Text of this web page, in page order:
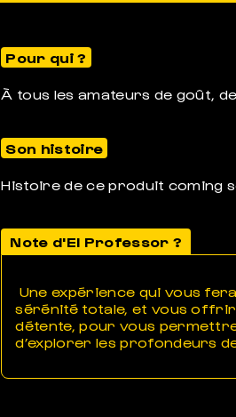
Pour qui ?
À tous les amateurs de goût,
Son histoire
Histoire de ce produit coming
Note d'El Professor ?
Une expérience qui vous
sérénité totale, et vous
détente, pour vous
d’explorer les profondeurs